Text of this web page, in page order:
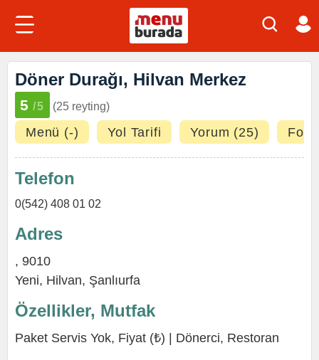
Döner Durağı, Hilvan Merkez
5 /5 (25 reyting)
Menü (-) Yol Tarifi Yorum (25)
Telefon
0(542) 408 01 02
Adres
, 9010
Yeni, Hilvan, Şanlıurfa
Özellikler, Mutfak
Paket Servis Yok, Fiyat (₺) | Dönerci, Restoran